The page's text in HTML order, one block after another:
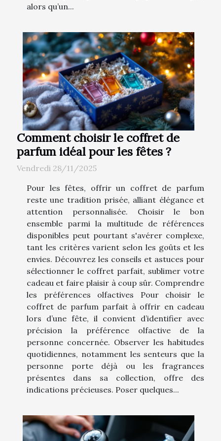
alors qu’un...
Comment choisir le coffret de
parfum idéal pour les fêtes ?
Vendredi 28/11/2025
Pour les fêtes, offrir un coffret de parfum
reste une tradition prisée, alliant élégance et
attention personnalisée. Choisir le bon
ensemble parmi la multitude de références
disponibles peut pourtant s'avérer complexe,
tant les critères varient selon les goûts et les
envies. Découvrez les conseils et astuces pour
sélectionner le coffret parfait, sublimer votre
cadeau et faire plaisir à coup sûr. Comprendre
les préférences olfactives Pour choisir le
coffret de parfum parfait à offrir en cadeau
lors d’une fête, il convient d’identifier avec
précision la préférence olfactive de la
personne concernée. Observer les habitudes
quotidiennes, notamment les senteurs que la
personne porte déjà ou les fragrances
présentes dans sa collection, offre des
indications précieuses. Poser quelques...